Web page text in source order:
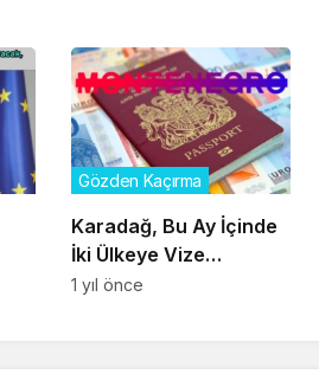
Karadağ, Bu Ay İçinde
İki Ülkeye Vize
Uygulamazsa AB’den
Gözden Kaçırma
1 yıl önce